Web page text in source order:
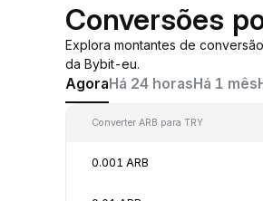
Conversões
Explora montantes de
da Bybit-eu.
AgoraHá 24 horasHá 1 mês
Converter ARB para TRY
0.001 ARB